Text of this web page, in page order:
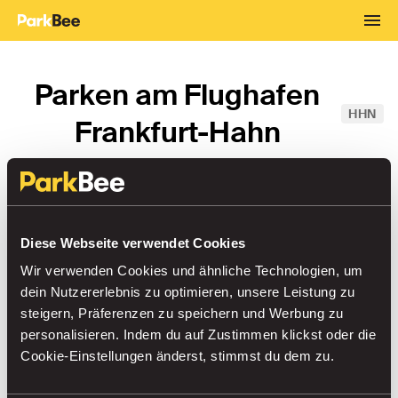
Diese Webseite verwendet Cookies
Wir verwenden Cookies und ähnliche Technologien, um
dein Nutzererlebnis zu optimieren, unsere Leistung zu
steigern, Präferenzen zu speichern und Werbung zu
personalisieren. Indem du auf Zustimmen klickst oder die
Cookie-Einstellungen änderst, stimmst du dem zu.
Parken am Flughafen
Frankfurt-Hahn
HHN
Von
→
Parken am Flughafen
Sortieren nach